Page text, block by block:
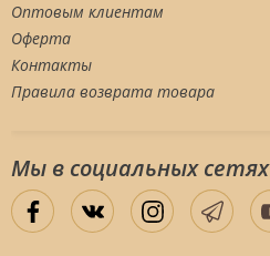
Оптовым клиентам
Оферта
Контакты
Правила возврата товара
Мы в социальных сетяx